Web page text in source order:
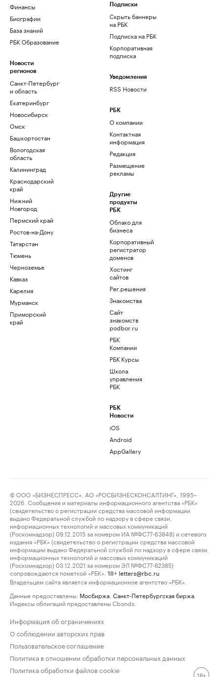
Финансы
Биографии
База знаний
РБК Образование
Новости
регионов
Санкт-Петербург
и область
Екатеринбург
Новосибирск
Омск
Башкортостан
Вологодская
область
Калининград
Краснодарский
край
Нижний
Новгород
Пермский край
Ростов-на-Дону
Татарстан
Тюмень
Черноземье
Кавказ
Карелия
Мурманск
Приморский
край
Подписки
Скрыть баннеры
на РБК
Подписка на РБК
Корпоративная
подписка
Уведомления
RSS Новости
РБК
О компании
Контактная
информация
Редакция
Размещение
рекламы
Другие
продукты
РБК
Облако для
бизнеса
Корпоративный
регистратор
доменов
Хостинг
сайтов
Рег.решения
Знакомства
Сайт
знакомств
podbor.ru
РБК
Компании
РБК Курсы
Школа
управления
РБК
РБК
Новости
iOS
Android
AppGallery
© ООО «БИЗНЕСПРЕСС», АО «РОСБИЗНЕСКОНСАЛТИНГ», 1995–
2026. Сообщения и материалы информационного агентства «РБК»
(свидетельство о регистрации средства массовой информации
выдано Федеральной службой по надзору в сфере связи,
информационных технологий и массовых коммуникаций
(Роскомнадзор) 09.12.2015 за номером ИА №ФС77-63848) и сетевого
издания «РБК» (свидетельство о регистрации средства массовой
информации выдано Федеральной службой по надзору в сфере связи,
информационных технологий и массовых коммуникаций
(Роскомнадзор) 03.12.2021 за номером ЭЛ №ФС77-82385)
сопровождаются пометкой «РБК».
18+ letters@rbc.ru
Владельцем сайта является информационное агентство «РБК».
Данные предоставлены: Мосбиржа Санкт-Петербургская биржа
Индексы облигаций предоставлены Cbonds.
Информация об ограничениях
О соблюдении авторских прав
Пользовательское соглашение
Политика в отношении обработки персональных данных
Политика обработки файлов cookie
18+